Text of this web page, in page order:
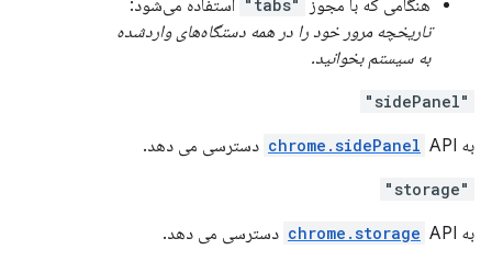
هنگامی که با مجوز
"tabs"
استفاده می‌شود:
تاریخچه مرور خود را در همه دستگاه‌های واردشده
به سیستم بخوانید.
"sidePanel"
به chrome.sidePanel API دسترسی می دهد.
"storage"
به chrome.storage API دسترسی می دهد.